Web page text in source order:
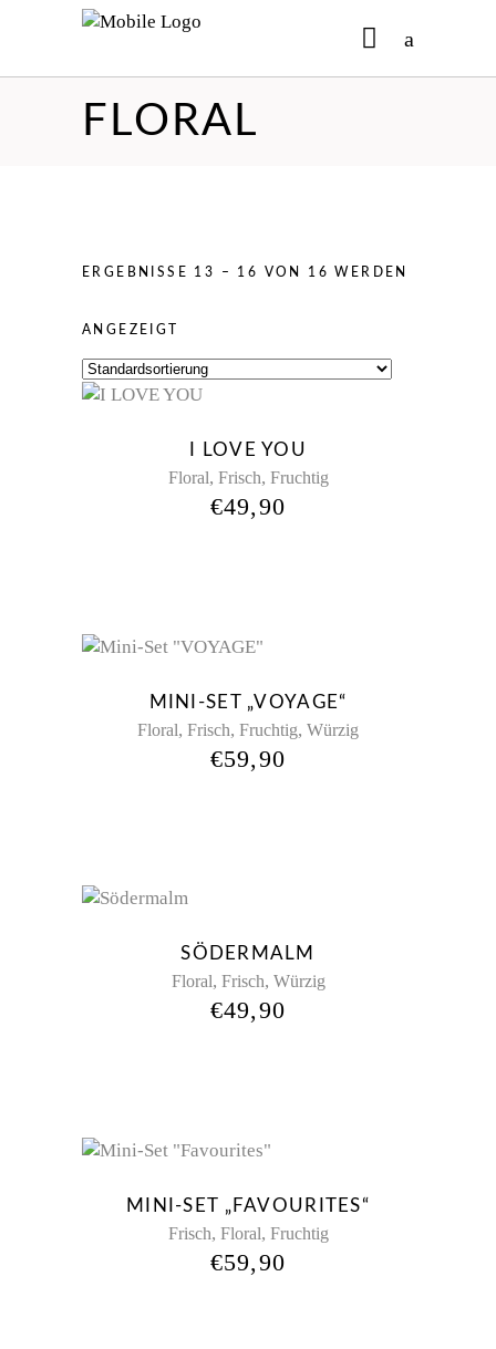
No products in the cart.
FLORAL
ERGEBNISSE 13 – 16 VON 16 WERDEN
ANGEZEIGT
I LOVE YOU
Floral, Frisch, Fruchtig
€49,90
MINI-SET „VOYAGE“
Floral, Frisch, Fruchtig, Würzig
€59,90
SÖDERMALM
Floral, Frisch, Würzig
€49,90
MINI-SET „FAVOURITES“
Frisch, Floral, Fruchtig
€59,90